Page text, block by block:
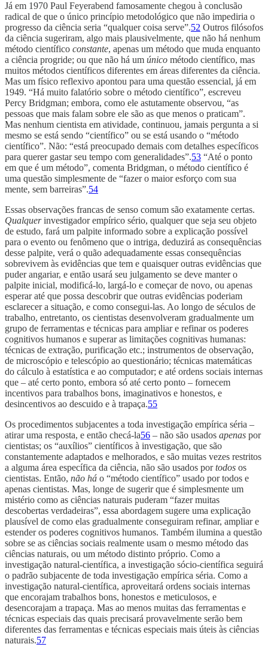
Já em 1970 Paul Feyerabend famosamente chegou à conclusão
radical de que o único princípio metodológico que não impediria o
progresso da ciência seria “qualquer coisa serve”.52 Outros filósofos
da ciência sugeriram, algo mais plausivelmente, que não há nenhum
método científico constante, apenas um método que muda enquanto
a ciência progride; ou que não há um único método científico, mas
muitos métodos científicos diferentes em áreas diferentes da ciência.
Mas um físico reflexivo apontou para uma questão essencial, já em
1949. “Há muito falatório sobre o método científico”, escreveu
Percy Bridgman; embora, como ele astutamente observou, “as
pessoas que mais falam sobre ele são as que menos o praticam”.
Mas nenhum cientista em atividade, continuou, jamais pergunta a si
mesmo se está sendo “científico” ou se está usando o “método
científico”. Não: “está preocupado demais com detalhes específicos
para querer gastar seu tempo com generalidades”.53 “Até o ponto
em que é um método”, comenta Bridgman, o método científico é
uma questão simplesmente de “fazer o maior esforço com sua
mente, sem barreiras”.54
Essas observações francas de senso comum são exatamente certas.
Qualquerinvestigador empírico sério, qualquer que seja seu objeto
de estudo, fará um palpite informado sobre a explicação possível
para o evento ou fenômeno que o intriga, deduzirá as consequências
desse palpite, verá o quão adequadamente essas consequências
sobrevivem às evidências que tem e quaisquer outras evidências que
puder angariar, e então usará seu julgamento se deve manter o
palpite inicial, modificá-lo, largá-lo e começar de novo, ou apenas
esperar até que possa descobrir que outras evidências poderiam
esclarecer a situação, e como consegui-las. Ao longo de séculos de
trabalho, entretanto, os cientistas desenvolveram gradualmente um
grupo de ferramentas e técnicas para ampliar e refinar os poderes
cognitivos humanos e superar as limitações cognitivas humanas:
técnicas de extração, purificação etc.; instrumentos de observação,
de microscópio e telescópio ao questionário; técnicas matemáticas
do cálculo à estatística e ao computador; e até ordens sociais internas
que – até certo ponto, embora só até certo ponto – fornecem
incentivos para trabalhos bons, imaginativos e honestos, e
desincentivos ao descuido e à trapaça.55
Os procedimentos subjacentes a toda investigação empírica séria –
atirar uma resposta, e então checá-la56 – não são usados apenas por
cientistas; os “auxílios” científicos à investigação, que são
constantemente adaptados e melhorados, e são muitas vezes restritos
a alguma área específica da ciência, não são usados portodos os
cientistas. Então, não há o “método científico” usado por todos e
apenas cientistas. Mas, longe de sugerir que é simplesmente um
mistério como as ciências naturais puderam “fazer muitas
descobertas verdadeiras”, essa abordagem sugere uma explicação
plausível de como elas gradualmente conseguiram refinar, ampliar e
estender os poderes cognitivos humanos. Também ilumina a questão
sobre se as ciências sociais realmente usam o mesmo método das
ciências naturais, ou um método distinto próprio. Como a
investigação natural-científica, a investigação sócio-científica seguirá
o padrão subjacente de toda investigação empírica séria. Como a
investigação natural-científica, aproveitará ordens sociais internas
que encorajam trabalhos bons, honestos e meticulosos, e
desencorajam a trapaça. Mas ao menos muitas das ferramentas e
técnicas especiais das quais precisará provavelmente serão bem
diferentes das ferramentas e técnicas especiais mais úteis às ciências
naturais.57